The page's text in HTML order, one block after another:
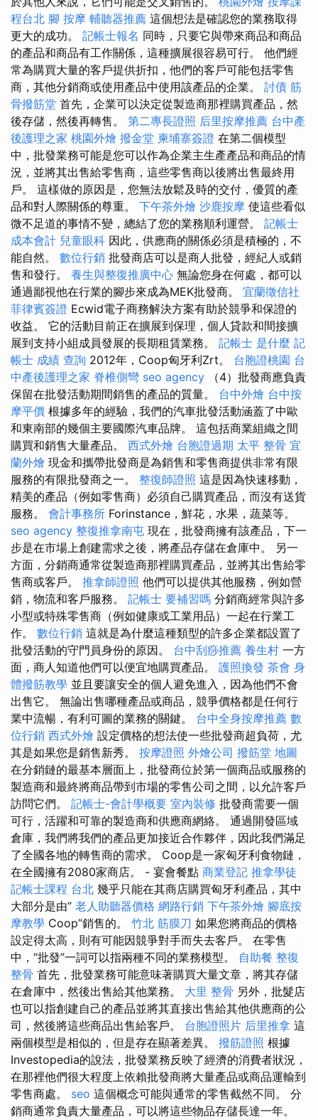
程台北 腳 按摩 輔聽器推薦 這個想法是確認您的業務取得
更大的成功。 記帳士報名 同時，只要它與帶來商品和商品
的產品和商品有工作關係，這種擴展很容易可行。 他們經
常為購買大量的客戶提供折扣，他們的客戶可能包括零售
商，其他分銷商或使用產品中使用該產品的企業。 討債 筋
骨撥筋堂 首先，企業可以決定從製造商那裡購買產品，然
後存儲，然後再轉售。 第二專長證照 后里按摩推薦 台中產
後護理之家 桃園外燴 撥金堂 柬埔寨簽證 在第二個模型
中，批發業務可能是您可以作為企業主生產產品和商品的情
況，並將其出售給零售商，這些零售商以後將出售最終用
戶。 這樣做的原因是，您無法放鬆及時的交付，優質的產
品和對人際關係的尊重。 下午茶外燴 沙鹿按摩 使這些看似
微不足道的事情不變，總結了您的業務順利運營。 記帳士
成本會計 兒童眼科 因此，供應商的關係必須是積極的，不
能自然。 數位行銷 批發商店可以是商人批發，經紀人或銷
售和發行。 養生與整復推廣中心 無論您身在何處，都可以
通過鄙視他在行業的腳步來成為MEK批發商。 宜蘭徵信社
菲律賓簽證 Ecwid電子商務解決方案有助於競爭和保證的
收益。 它的活動目前正在擴展到保理，個人貸款和間接擴
展到支持小組成員發展的長期租賃業務。 記帳士 是什麼 記
帳士 成績 查詢 2012年，Coop匈牙利Zrt。 台胞證桃園 台
中產後護理之家 脊椎側彎 seo agency （4）批發商應負責
保留在批發活動期間銷售的產品的質量。 台中外燴 台中按
摩平價 根據多年的經驗，我們的汽車批發活動涵蓋了中歐
和東南部的幾個主要國際汽車品牌。 這包括商業組織之間
購買和銷售大量產品。 西式外燴 台胞證過期 太平 整骨 宜
蘭外燴 現金和攜帶批發商是為銷售和零售商提供非常有限
服務的有限批發商之一。 整復師證照 這是因為快速移動，
精美的產品（例如零售商）必須自己購買產品，而沒有送貨
服務。 會計事務所 Forinstance，鮮花，水果，蔬菜等。
seo agency 整復推拿南屯 現在，批發商擁有該產品，下一
步是在市場上創建需求之後，將產品存儲在倉庫中。 另一
方面，分銷商通常從製造商那裡購買產品，並將其出售給零
售商或客戶。 推拿師證照 他們可以提供其他服務，例如營
銷，物流和客戶服務。 記帳士 要補習嗎 分銷商經常與許多
小型或特殊零售商（例如健康或工業用品）一起在行業工
作。 數位行銷 這就是為什麼這種類型的許多企業都設置了
批發活動的守門員身份的原因。 台中刮痧推薦 養生村 一方
面，商人知道他們可以便宜地購買產品。 護照換發 茶會 身
體撥筋教學 並且要讓安全的個人避免進入，因為他們不會
出售它。 無論出售哪種產品或商品，競爭價格都是任何行
業中流暢，有利可圖的業務的關鍵。 台中全身按摩推薦 數
位行銷 西式外燴 設定價格的想法使一些批發商超負荷，尤
其是如果您是銷售新秀。 按摩證照 外燴公司 撥筋堂 地圖
在分銷鏈的最基本層面上，批發商位於第一個商品或服務的
製造商和最終將商品帶到市場的零售公司之間，以允許客戶
訪問它們。 記帳士-會計學概要 室內裝修 批發商需要一個
可行，活躍和可靠的製造商和供應商網絡。 通過開發區域
倉庫，我們將我們的產品更加接近合作夥伴，因此我們滿足
了全國各地的轉售商的需求。 Coop是一家匈牙利食物鏈，
在全國擁有2080家商店。 - 宴會餐點 商業登記 推拿學徒
記帳士課程 台北 幾乎只能在其商店購買匈牙利產品，其中
大部分是由“ 老人助聽器價格 網路行銷 下午茶外燴 腳底按
摩教學 Coop”銷售的。 竹北 筋膜刀 如果您將商品的價格
設定得太高，則有可能因競爭對手而失去客戶。 在零售
中，“批發”一詞可以指兩種不同的業務模型。 自助餐 整復
整骨 首先，批發業務可能意味著購買大量文章，將其存儲
在倉庫中，然後出售給其他業務。 大里 整骨 另外，批髮店
也可以指創建自己的產品並將其直接出售給其他供應商的公
司，然後將這些商品出售給客戶。 台胞證照片 后里推拿 這
兩個模型是相似的，但是存在顯著差異。 撥筋證照 根據
Investopedia的說法，批發業務反映了經濟的消費者狀況，
在那裡他們很大程度上依賴批發商將大量產品或商品運輸到
零售商處。 seo 這個概念可能與通常的零售截然不同。 分
銷商通常負責大量產品，可以將這些物品存儲長達一年。